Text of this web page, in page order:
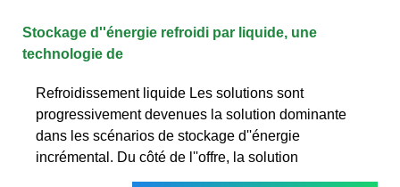
Stockage d''énergie refroidi par liquide, une
technologie de
Refroidissement liquide Les solutions sont
progressivement devenues la solution dominante
dans les scénarios de stockage d''énergie
incrémental. Du côté de l''offre, la solution